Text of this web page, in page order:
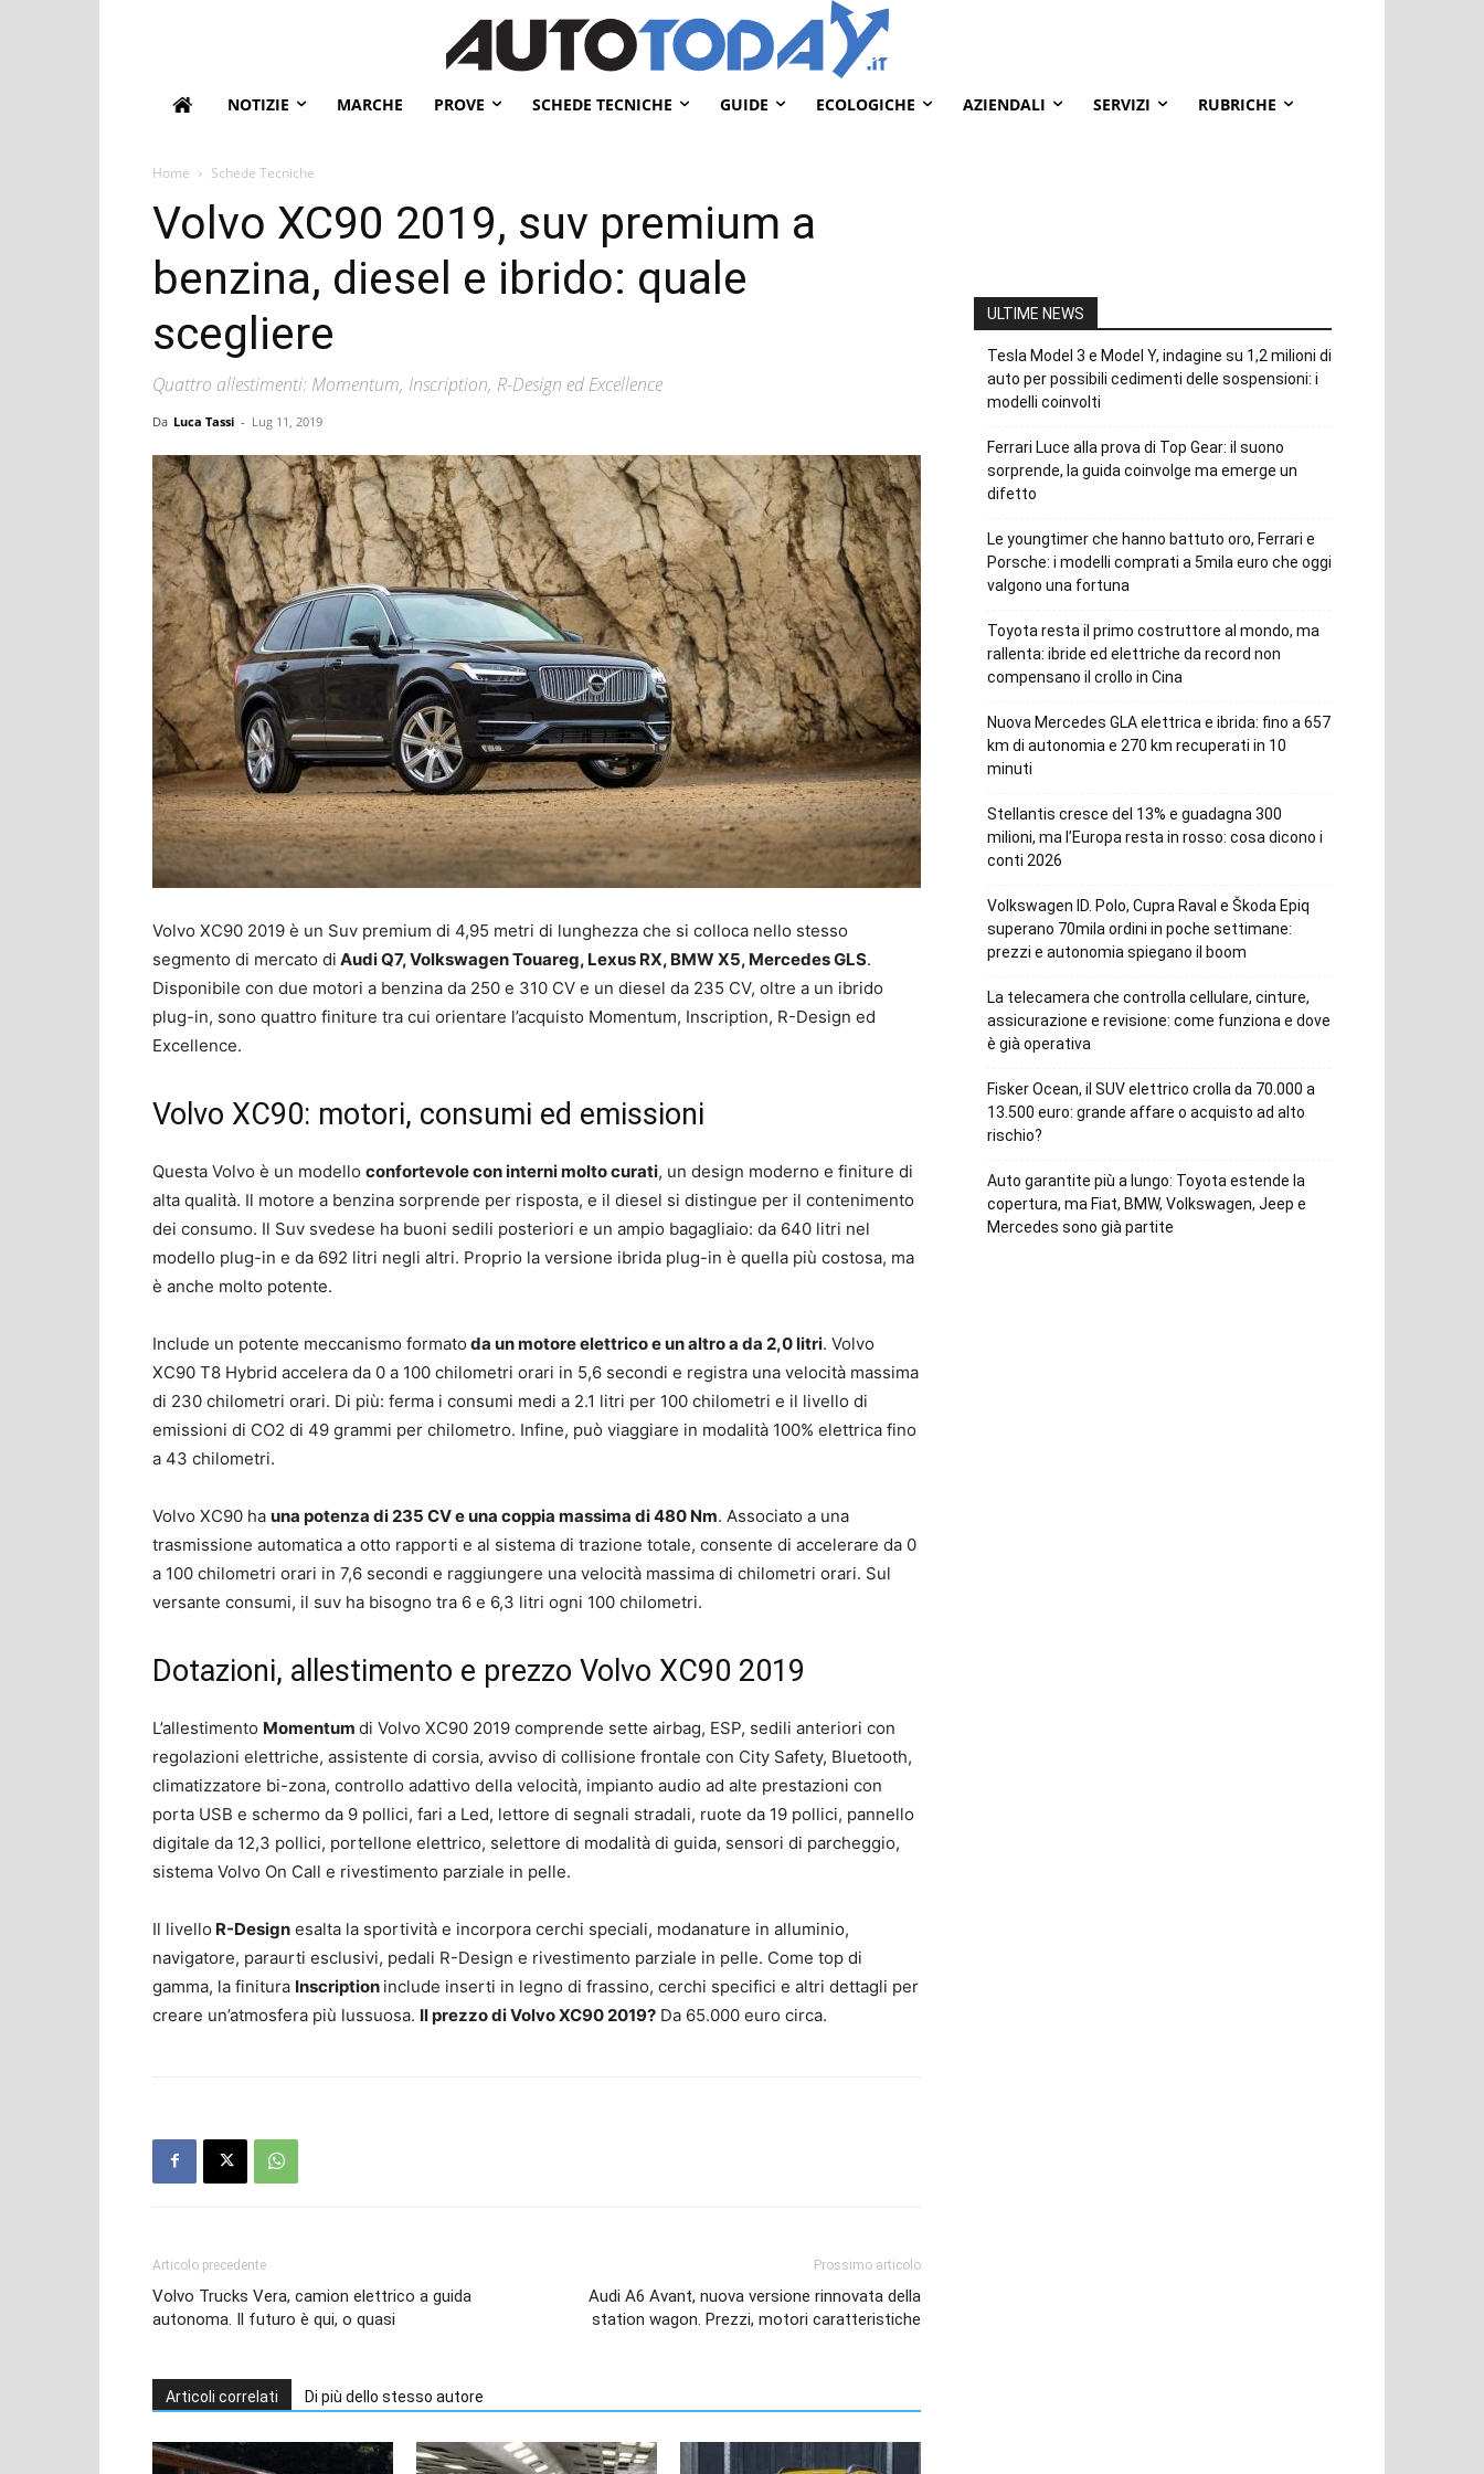
NOTIZIE MARCHE PROVE SCHEDE TECNICHE GUIDE ECOLOGICHE AZIENDALI SERVIZI RUBRICHE
Home Schede Tecniche
Volvo XC90 2019, suv premium a
benzina, diesel e ibrido: quale
scegliere
Quattro allestimenti: Momentum, Inscription, R-Design ed Excellence
Da Luca Tassi - Lug 11, 2019
Volvo XC90 2019 è un Suv premium di 4,95 metri di lunghezza che si colloca nello stesso
segmento di mercato di Audi Q7, Volkswagen Touareg, Lexus RX, BMW X5, Mercedes GLS.
Disponibile con due motori a benzina da 250 e 310 CV e un diesel da 235 CV, oltre a un ibrido
plug-in, sono quattro finiture tra cui orientare l’acquisto Momentum, Inscription, R-Design ed
Excellence.
Volvo XC90: motori, consumi ed emissioni
Questa Volvo è un modello confortevole con interni molto curati, un design moderno e finiture di
alta qualità. Il motore a benzina sorprende per risposta, e il diesel si distingue per il contenimento
dei consumo. Il Suv svedese ha buoni sedili posteriori e un ampio bagagliaio: da 640 litri nel
modello plug-in e da 692 litri negli altri. Proprio la versione ibrida plug-in è quella più costosa, ma
è anche molto potente.
Include un potente meccanismo formato da un motore elettrico e un altro a da 2,0 litri. Volvo
XC90 T8 Hybrid accelera da 0 a 100 chilometri orari in 5,6 secondi e registra una velocità massima
di 230 chilometri orari. Di più: ferma i consumi medi a 2.1 litri per 100 chilometri e il livello di
emissioni di CO2 di 49 grammi per chilometro. Infine, può viaggiare in modalità 100% elettrica fino
a 43 chilometri.
Volvo XC90 ha una potenza di 235 CV e una coppia massima di 480 Nm. Associato a una
trasmissione automatica a otto rapporti e al sistema di trazione totale, consente di accelerare da 0
a 100 chilometri orari in 7,6 secondi e raggiungere una velocità massima di chilometri orari. Sul
versante consumi, il suv ha bisogno tra 6 e 6,3 litri ogni 100 chilometri.
Dotazioni, allestimento e prezzo Volvo XC90 2019
L’allestimento Momentum di Volvo XC90 2019 comprende sette airbag, ESP, sedili anteriori con
regolazioni elettriche, assistente di corsia, avviso di collisione frontale con City Safety, Bluetooth,
climatizzatore bi-zona, controllo adattivo della velocità, impianto audio ad alte prestazioni con
porta USB e schermo da 9 pollici, fari a Led, lettore di segnali stradali, ruote da 19 pollici, pannello
digitale da 12,3 pollici, portellone elettrico, selettore di modalità di guida, sensori di parcheggio,
sistema Volvo On Call e rivestimento parziale in pelle.
Il livello R-Design esalta la sportività e incorpora cerchi speciali, modanature in alluminio,
navigatore, paraurti esclusivi, pedali R-Design e rivestimento parziale in pelle. Come top di
gamma, la finitura Inscription include inserti in legno di frassino, cerchi specifici e altri dettagli per
creare un’atmosfera più lussuosa. Il prezzo di Volvo XC90 2019? Da 65.000 euro circa.
Articolo precedente
Volvo Trucks Vera, camion elettrico a guida
autonoma. Il futuro è qui, o quasi
Prossimo articolo
Audi A6 Avant, nuova versione rinnovata della
station wagon. Prezzi, motori caratteristiche
Articoli correlati Di più dello stesso autore
ULTIME NEWS
Tesla Model 3 e Model Y, indagine su 1,2 milioni di
auto per possibili cedimenti delle sospensioni: i
modelli coinvolti
Ferrari Luce alla prova di Top Gear: il suono
sorprende, la guida coinvolge ma emerge un
difetto
Le youngtimer che hanno battuto oro, Ferrari e
Porsche: i modelli comprati a 5mila euro che oggi
valgono una fortuna
Toyota resta il primo costruttore al mondo, ma
rallenta: ibride ed elettriche da record non
compensano il crollo in Cina
Nuova Mercedes GLA elettrica e ibrida: fino a 657
km di autonomia e 270 km recuperati in 10
minuti
Stellantis cresce del 13% e guadagna 300
milioni, ma l’Europa resta in rosso: cosa dicono i
conti 2026
Volkswagen ID. Polo, Cupra Raval e Škoda Epiq
superano 70mila ordini in poche settimane:
prezzi e autonomia spiegano il boom
La telecamera che controlla cellulare, cinture,
assicurazione e revisione: come funziona e dove
è già operativa
Fisker Ocean, il SUV elettrico crolla da 70.000 a
13.500 euro: grande affare o acquisto ad alto
rischio?
Auto garantite più a lungo: Toyota estende la
copertura, ma Fiat, BMW, Volkswagen, Jeep e
Mercedes sono già partite